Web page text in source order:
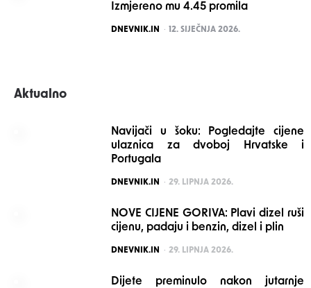
Izmjereno mu 4.45 promila
POSTED
DNEVNIK.IN 12. SIJEČNJA 2026.
Aktualno
Navijači u šoku: Pogledajte cijene
ulaznica za dvoboj Hrvatske i
Portugala
POSTED
DNEVNIK.IN 29. LIPNJA 2026.
NOVE CIJENE GORIVA: Plavi dizel ruši
cijenu, padaju i benzin, dizel i plin
POSTED
DNEVNIK.IN 29. LIPNJA 2026.
Dijete preminulo nakon jutarnje